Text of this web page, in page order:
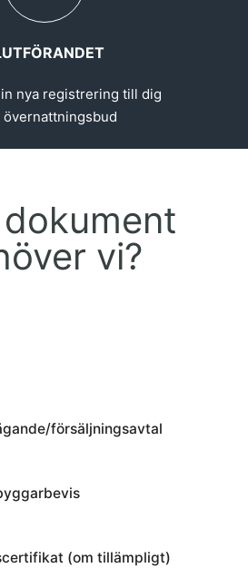
nya registrering till dig
övernattningsbud
vi?
försäljningsavtal
(om tillämpligt)